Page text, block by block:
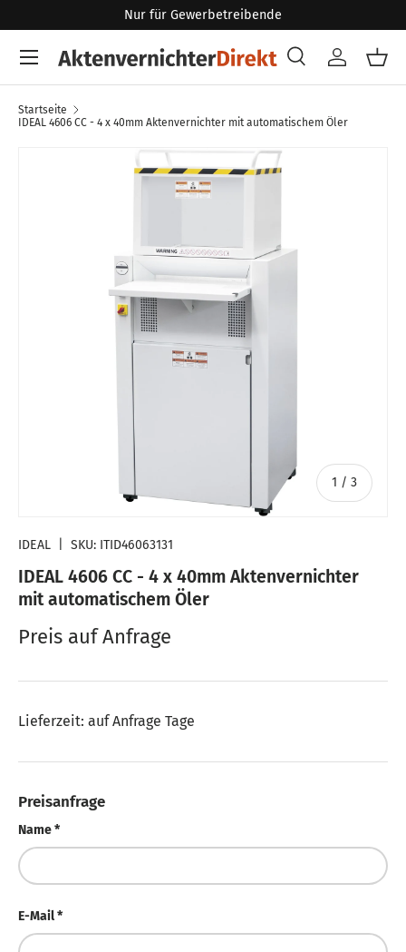
Direkt zum Inhalt
Nur für Gewerbetreibende
Suchen
Art
SucheKonto
Menü
Startseite
IDEAL 4606 CC - 4 x 40mm Aktenvernichter mit automatischem Öler
Zu Produktinformationen springen
1 / von
3
IDEAL SKU: ITID46063131
IDEAL 4606 CC - 4 x 40mm Aktenvernichter
mit automatischem Öler
Preis auf Anfrage
Lieferzeit: auf Anfrage Tage
Preisanfrage
Name
E-Mail